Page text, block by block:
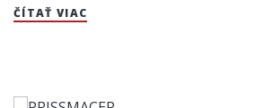
ČÍTAŤ VIAC